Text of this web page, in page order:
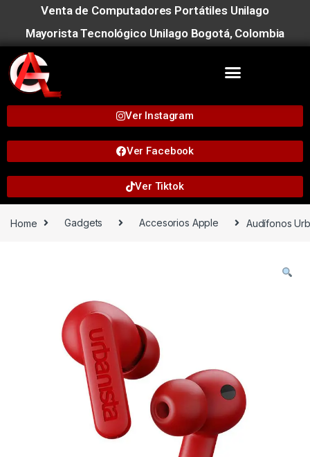
Venta de Computadores Portátiles Unilago
Mayorista Tecnológico Unilago Bogotá, Colombia
Ver Instagram
Ver Facebook
Ver Tiktok
Home Gadgets Accesorios Apple Audífonos